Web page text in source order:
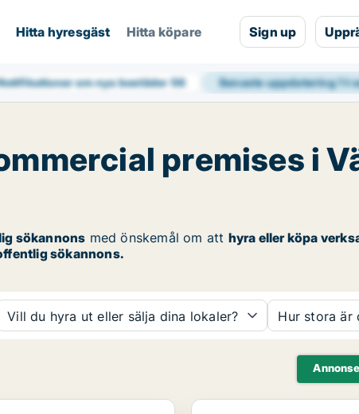
Hitta hyresgäst Hitta köpare Sign up
om nya bostäder56 Senaste uppdatering1 t
premises i
sökannons med önskemål om att hyra eller köpa
sökannons.
Vill du hyra ut eller sälja dina lokaler? Hur stora är